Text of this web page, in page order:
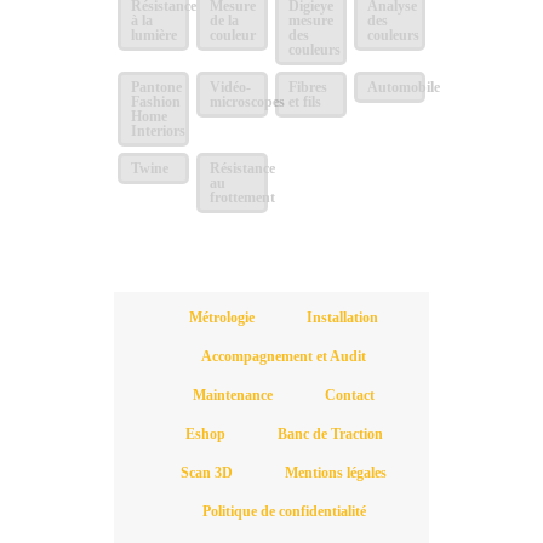
Résistance
à la
lumière
Mesure
de la
couleur
Digieye
mesure
des
couleurs
Analyse
des
couleurs
Pantone
Fashion
Home
Interiors
Vidéo-
microscopes
Fibres
et fils
Automobile
Twine
Résistance
au
frottement
Métrologie Installation
Accompagnement et Audit
Maintenance Contact
Eshop Banc de Traction
Scan 3D Mentions légales
Politique de confidentialité